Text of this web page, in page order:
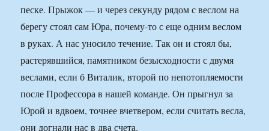
песке. Прыжок — и через секунду рядом с веслом на
берегу стоял сам Юра, почему-то с еще одним веслом
в руках. А нас уносило течение. Так он и стоял бы,
растерявшийся, памятником безысходности с двумя
веслами, если б Виталик, второй по непотопляемости
после Профессора в нашей команде. Он прыгнул за
Юрой и вдвоем, точнее вчетвером, если считать весла,
они догнали нас в два счета.